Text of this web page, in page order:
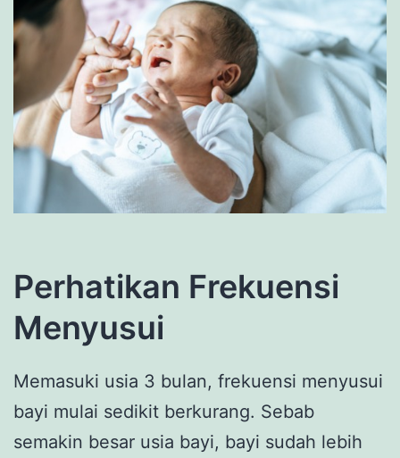
Perhatikan Frekuensi
Menyusui
Memasuki usia 3 bulan, frekuensi menyusui
bayi mulai sedikit berkurang. Sebab
semakin besar usia bayi, bayi sudah lebih